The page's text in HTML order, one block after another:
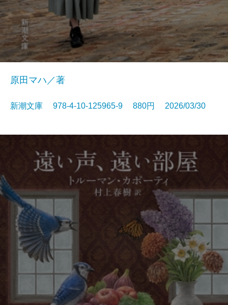
原田マハ／著
新潮文庫 978-4-10-125965-9 880円 2026/03/30